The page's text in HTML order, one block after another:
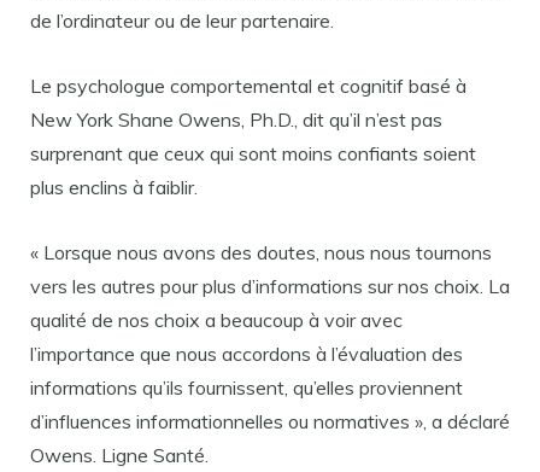
de l’ordinateur ou de leur partenaire.
Le psychologue comportemental et cognitif basé à
New York Shane Owens, Ph.D., dit qu’il n’est pas
surprenant que ceux qui sont moins confiants soient
plus enclins à faiblir.
« Lorsque nous avons des doutes, nous nous tournons
vers les autres pour plus d’informations sur nos choix. La
qualité de nos choix a beaucoup à voir avec
l’importance que nous accordons à l’évaluation des
informations qu’ils fournissent, qu’elles proviennent
d’influences informationnelles ou normatives », a déclaré
Owens. Ligne Santé.